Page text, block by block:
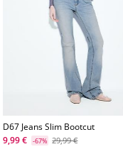
D67 Jeans Slim Bootcut
9,99 €
-67% 29,99 €